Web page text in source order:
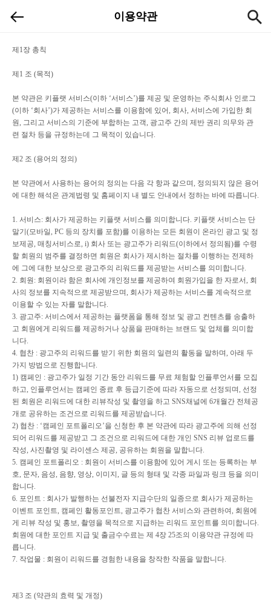
이용약관
제 1장 총칙
제 1 조 (목적)
본 약관은 키플랫 서비스(이하 ‘서비스’)를 제공 및 운영하는 주식회사 인로그
(이하 ‘회사’)가 제공하는 서비스를 이용함에 있어, 회사, 서비스에 가입한 회
원, 그리고 서비스의 기준에 부합하는 고객, 광고주 간의 제반 권리 의무와 관
련 절차 등을 규정하는데 그 목적이 있습니다.
제 2 조 (용어의 정의 )
본 약관에서 사용하는 용어의 정의는 다음 각 항과 같으며, 정의되지 않은 용어
에 대한 해석은 관계법령 및 홈페이지 내 별도 안내에서 정하는 바에 따릅니다.
1. 서비스: 회사가 제공하는 키플랫 서비스를 의미합니다. 키플랫 서비스는 단
말기 (모바일, PC 등의 장치를 포함)를 이용하는 모든 회원이 온라인 광고 및 정
보제공, 매칭서비스로, i) 회사 또는 광고주가 리워드(이하에서 정의됨)를 수령
할 회원의 범주를 결정하면 회원은 회사가 제시하는 절차를 이행하는 전제하
에 그에 대한 보상으로 광고주의 리워드를 제공받는 서비스를 의미합니다.
2. 회원 : 회원이라 함은 회사에 개인정보를 제공하여 회원가입을 한 자로서, 회
사의 정보를 지속적으로 제공받으며, 회사가 제공하는 서비스를 계속적으로
이용할 수 있는 자를 말합니다.
3. 광고주: 서비스에서 제공하는 플랫폼을 통해 정보 및 광고 컨텐츠를 송출하
고 회원에게 리워드를 제공하거나 상품을 판매하는 브랜드 및 업체를 의미합
니다.
4. 협찬 : 광고주의 리워드를 받기 위한 회원의 일련의 활동을 말하며, 아래 두
가지 방법으로 진행합니다.
1) 캠페인 : 광고주가 일정 기간 동안 리워드를 무료 체험할 인플루언서를 모집
하고, 인플루언서는 캠페인 종료 후 등급기준에 따라 자동으로 선정되며, 선정
된 회원은 리워드에 대한 리뷰작성 및 촬영을 하고 SNS채널에 6개월간 전체공
개로 공유하는 조건으로 리워드를 제공받습니다.
2) 협찬 : ‘캠페인 포트폴리오’을 신청한 후 본 약관에 따라 광고주에 의해 선정
되어 리워드를 제공받고 그 조건으로 리워드에 대한 개인 SNS 리뷰 업로드를
작성, 사진촬영 및 라이센스 제공, 공유하는 회원을 말합니다.
5. 캠페인 포트폴리오 : 회원이 서비스를 이용함에 있어 게시 또는 등록하는 부
호, 문자, 음성, 음향, 영상, 이미지 , 글 등의 형태 및 각종 파일과 링크 등을 의미
합니다.
6. 포인트 : 회사가 발행하는 선불전자 지급수단의 일종으로 회사가 제공하는
이벤트 포인트, 캠페인 활동포인트, 광고주가 협찬 서비스와 관련하여, 회원에
게 리뷰 작성 및 홍보, 촬영을 목적으로 지급하는 리워드 포인트를 의미합니다.
회원에 대한 포인트 지급 및 출금수수료는 제 4장 25조의 이용약관 규정에 따
릅니다.
7. 작업물 : 회원이 리워드를 경험한 내용을 창작한 작품을 말합니다.
제 3 조 (약관의 효력 및 개정)